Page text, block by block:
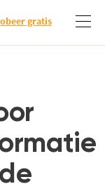
gratis